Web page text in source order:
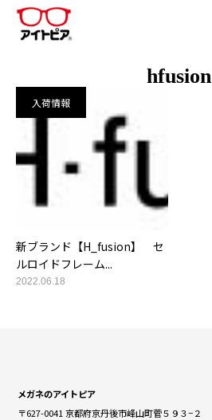
hfusion
入荷情報
新ブランド【H_fusion】 セ
ルロイドフレーム...
2022.06.18
メガネのアイトピア
〒627-0041 京都府京丹後市峰山町菅５９３−２